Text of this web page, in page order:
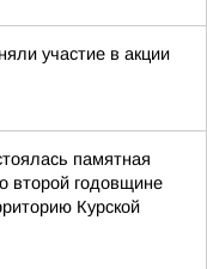
участие в акции
памятная
второй годовщине
Курской